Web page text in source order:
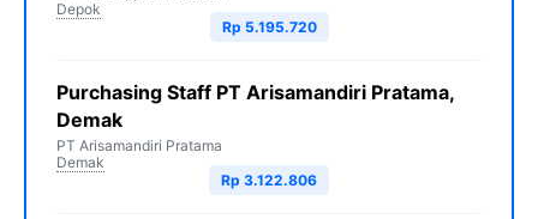
Depok
Rp 5.195.720
Purchasing Staff PT Arisamandiri Pratama,
Demak
PT Arisamandiri Pratama
Demak
Rp 3.122.806